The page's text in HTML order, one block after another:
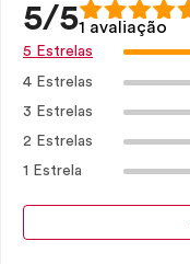
5/51 avaliação
5 Estrelas
4 Estrelas
3 Estrelas
2 Estrelas
1 Estrela